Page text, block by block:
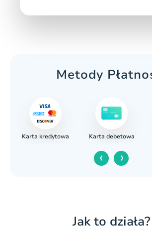
Metody
Karta kredytowa Karta debetowa
‹ ›
Jak to działa?